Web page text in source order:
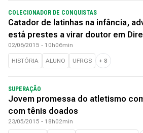
COLECIONADOR DE CONQUISTAS
Catador de latinhas na infância,
está prestes a virar doutor em
02/06/2015 - 10h06min
HISTÓRIA ALUNO UFRGS + 8
SUPERAÇÃO
Jovem promessa do atletismo
com tênis doados
23/05/2015 - 18h02min